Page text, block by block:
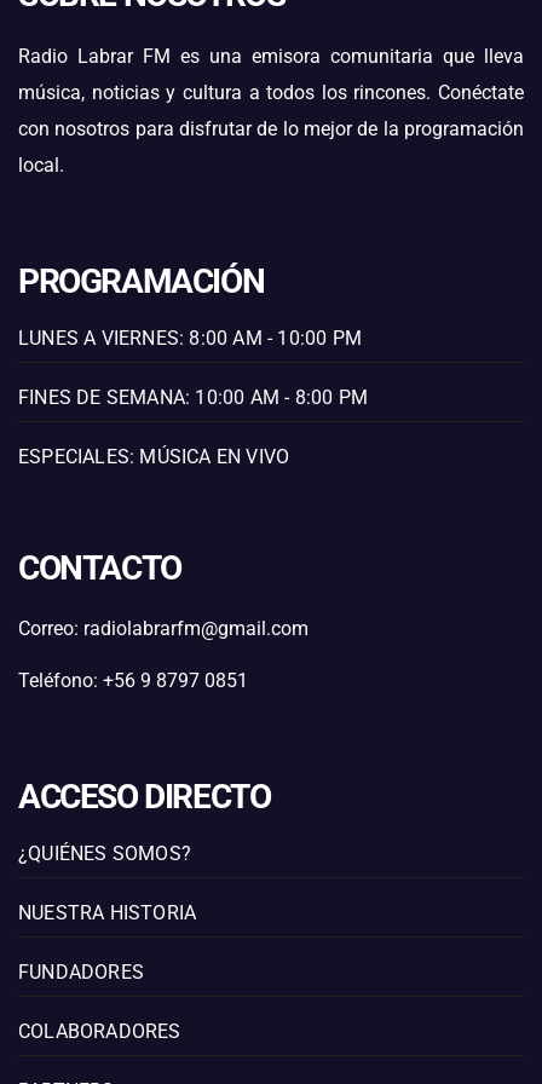
Radio Labrar FM es una emisora comunitaria que lleva
música, noticias y cultura a todos los rincones. Conéctate
con nosotros para disfrutar de lo mejor de la programación
local.
PROGRAMACIÓN
LUNES A VIERNES: 8:00 AM - 10:00 PM
FINES DE SEMANA: 10:00 AM - 8:00 PM
ESPECIALES: MÚSICA EN VIVO
CONTACTO
Correo: radiolabrarfm@gmail.com
Teléfono: +56 9 8797 0851
ACCESO DIRECTO
¿QUIÉNES SOMOS?
NUESTRA HISTORIA
FUNDADORES
COLABORADORES